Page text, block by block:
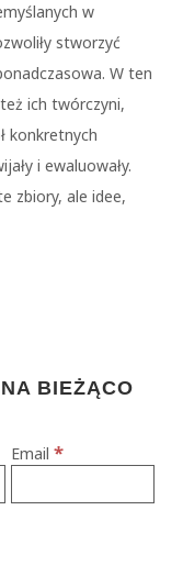
w
stworzyć
W ten
ich twórczyni,
konkretnych
i ewaluowały.
zbiory, ale idee,
BIEŻĄCO
Email*